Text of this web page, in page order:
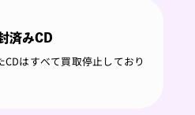
済みCD
CDはすべて買取停止しており